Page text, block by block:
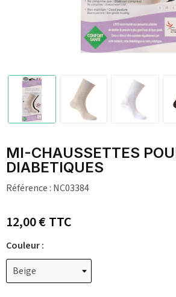
MI-CHAUSSETTES
DIABETIQUES
Référence : NC03384
12,00 €TTC
Couleur :